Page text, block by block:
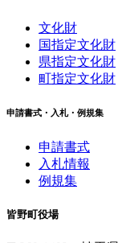
文化財
国指定文化財
県指定文化財
町指定文化財
申請書式・入札・例規集
申請書式
入札情報
例規集
皆野町役場